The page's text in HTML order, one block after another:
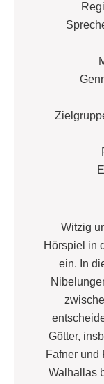
Witzig
Hörspiel in
ein. In
Götter,
Fafner und
Walhallas